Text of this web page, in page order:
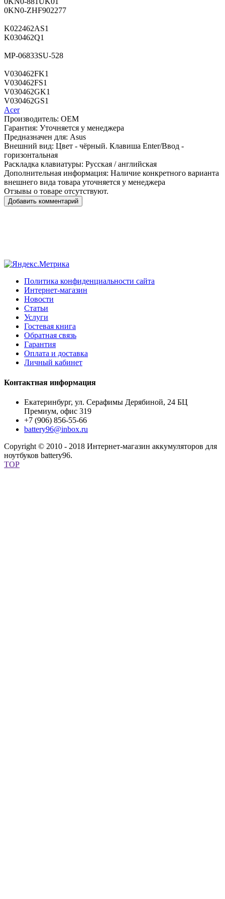
0KN0-ZHF902277
K022462AS1
K030462Q1
MP-06833SU-528
V030462FK1
V030462FS1
V030462GK1
V030462GS1
Acer
Производитель: OEM
Гарантия: Уточняется у менеджера
Предназначен для: Asus
Внешний вид: Цвет - чёрный. Клавиша Enter/Ввод -
горизонтальная
Раскладка клавиатуры: Русская / английская
Дополнительная информация: Наличие конкретного варианта
внешнего вида товара уточняется у менеджера
Отзывы о товаре отсутствуют.
Добавить комментарий
Политика конфиденциальности сайта
Интернет-магазин
Новости
Статьи
Услуги
Гостевая книга
Обратная связь
Гарантия
Оплата и доставка
Личный кабинет
Контактная информация
Екатеринбург, ул. Серафимы Дерябиной, 24 БЦ
Премиум, офис 319
+7 (906) 856-55-66
battery96@inbox.ru
Copyright © 2010 - 2018 Интернет-магазин аккумуляторов для
ноутбуков battery96.
TOP